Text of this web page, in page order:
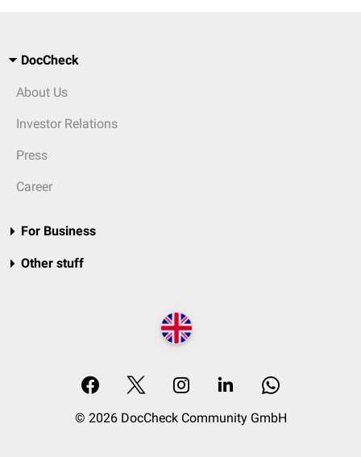
DocCheck
About Us
Investor Relations
Press
Career
For Business
Other stuff
© 2026 DocCheck Community GmbH